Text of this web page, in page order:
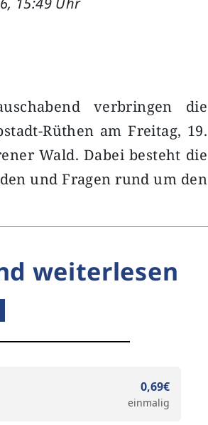
verbringen die
Rüthen am Freitag, 19.
Wald. Dabei besteht die
und Fragen rund um den
weiterlesen
0,69€
einmalig